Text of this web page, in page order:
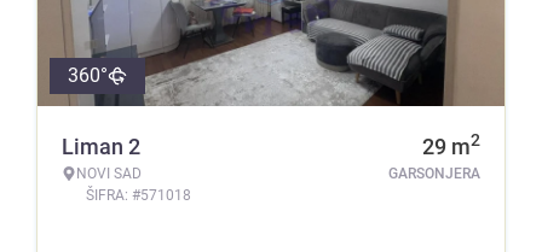
360°
Liman 2
NOVI SAD
ŠIFRA: #571018
29 m2
GARSONJERA